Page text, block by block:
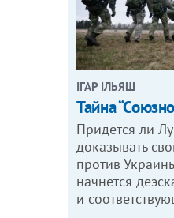
ІГАР ІЛЬЯШ
Тайна
Придется ли
доказывать
против
начнется
и